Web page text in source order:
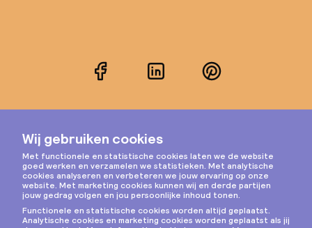
FacebookLinkedInPinterest
Instagram